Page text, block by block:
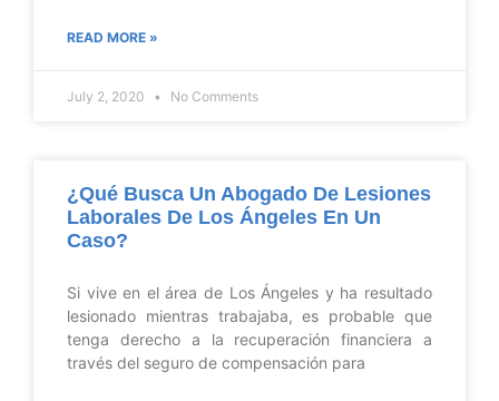
READ MORE »
July 2, 2020 No Comments
¿Qué Busca Un Abogado De Lesiones
Laborales De Los Ángeles En Un
Caso?
Si vive en el área de Los Ángeles y ha resultado
lesionado mientras trabajaba, es probable que
tenga derecho a la recuperación financiera a
través del seguro de compensación para